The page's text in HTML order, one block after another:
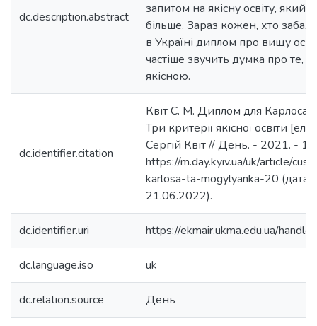
dc.description.abstract
запитом на якісну освіту, який
більше. Зараз кожен, хто
в Україні диплом про вищу
частіше звучить думка про те,
якісною.
dc.identifier.citation
Квіт С. М. Диплом для Карлоса
Три критерії якісної освіти
Сергій Квіт // День. - 2021. - 16
https://m.day.kyiv.ua/uk/article/
karlosa-ta-mogylyanka-20 (дата
21.06.2022).
dc.identifier.uri https://ekmair.ukma.edu.ua/
dc.language.iso uk
dc.relation.source День